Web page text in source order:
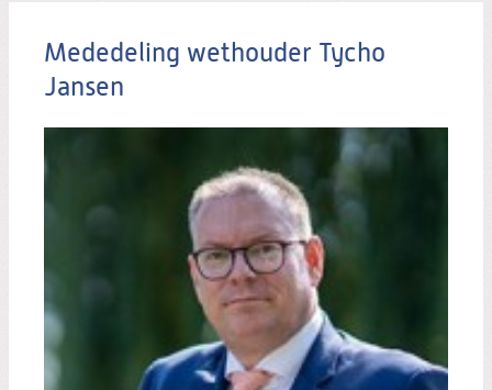
Mededeling wethouder Tycho
Jansen